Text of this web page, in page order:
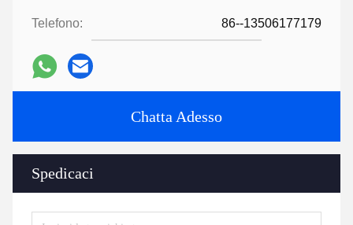
Telefono: 86--13506177179
Chatta Adesso
Spedicaci